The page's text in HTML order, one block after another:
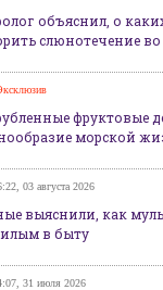
объяснил, о
слюнотечение во
фруктовые
морской
03 августа 2026
выяснили, как
в быту
31 июля 2026